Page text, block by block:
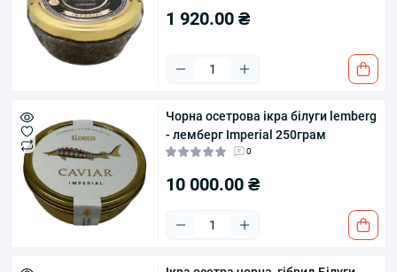
1 920.00 ₴
Чорна осетрова ікра білуги lemberg
- лемберг Imperial 250грам
0
10 000.00 ₴